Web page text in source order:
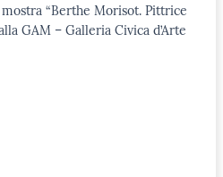
“Berthe Morisot. Pittrice
GAM – Galleria Civica d’Arte